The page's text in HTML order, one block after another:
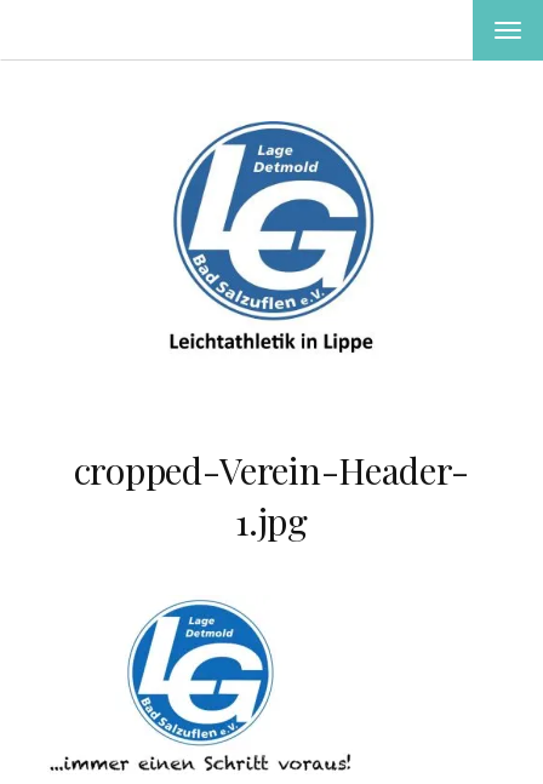
cropped-Verein-Header-
1.jpg